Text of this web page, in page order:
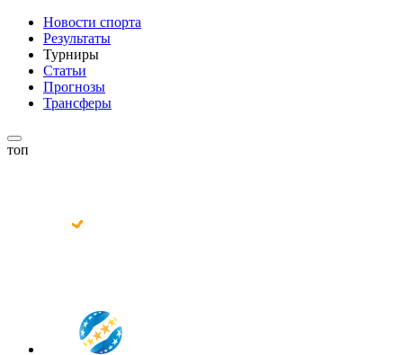
Новости спорта
Результаты
Турниры
Статьи
Прогнозы
Трансферы
топ